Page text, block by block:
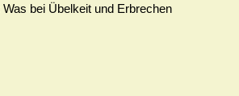
bei Übelkeit und Erbrechen